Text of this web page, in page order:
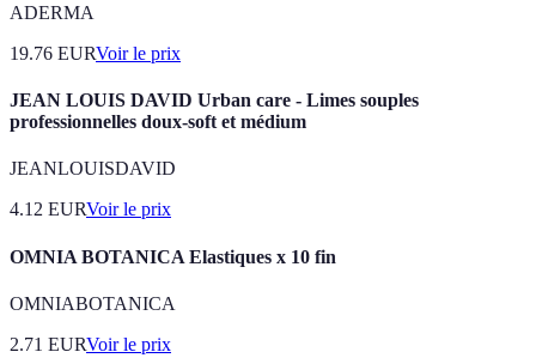
ADERMA
19.76 EURVoir le prix
JEAN LOUIS DAVID Urban care - Limes souples
professionnelles doux-soft et médium
JEANLOUISDAVID
4.12 EURVoir le prix
OMNIA BOTANICA Elastiques x 10 fin
OMNIABOTANICA
2.71 EURVoir le prix